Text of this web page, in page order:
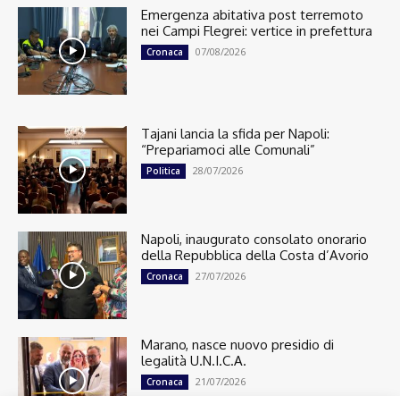
Emergenza abitativa post terremoto
nei Campi Flegrei: vertice in prefettura
Cronaca 07/08/2026
Tajani lancia la sfida per Napoli:
“Prepariamoci alle Comunali”
Politica 28/07/2026
Napoli, inaugurato consolato onorario
della Repubblica della Costa d’Avorio
Cronaca 27/07/2026
Marano, nasce nuovo presidio di
legalità U.N.I.C.A.
Cronaca 21/07/2026